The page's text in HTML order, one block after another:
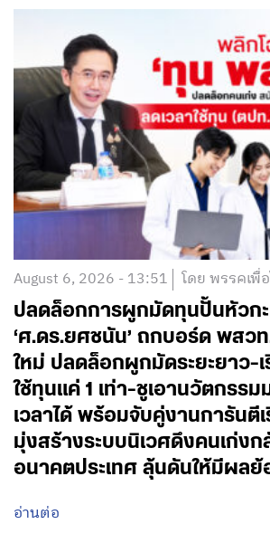
August 6, 2026 - 13:51 โดย พรรคเพื่
ปลดล็อกการผูกมัดทุนปั้นหัวก
‘ศ.ดร.ยศชนัน’ ถกบอร์ด พสว
ใหม่ ปลดล็อกผูกมัดระยะยาว-
ใช้ทุนแค่ 1 เท่า-ชูเอานวัตกรร
เวลาได้ พร้อมจับคู่งานการันตีเ
มุ่งสร้างระบบนิเวศดึงคนเก่ง
อนาคตประเทศ ลุ้นดันให้มีผลย้
อ่านต่อ